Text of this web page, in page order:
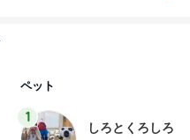
ペット
1
しろとくろしろ